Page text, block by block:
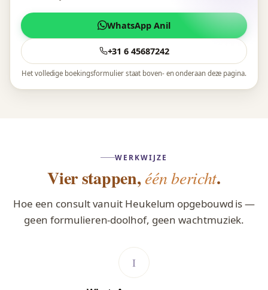
WhatsApp Anil
+31 6 45687242
Het volledige boekingsformulier staat boven- en onderaan deze pagina.
WERKWIJZE
Vier stappen,één bericht.
Hoe een consult vanuit Heukelum opgebouwd is —
geen formulieren-doolhof, geen wachtmuziek.